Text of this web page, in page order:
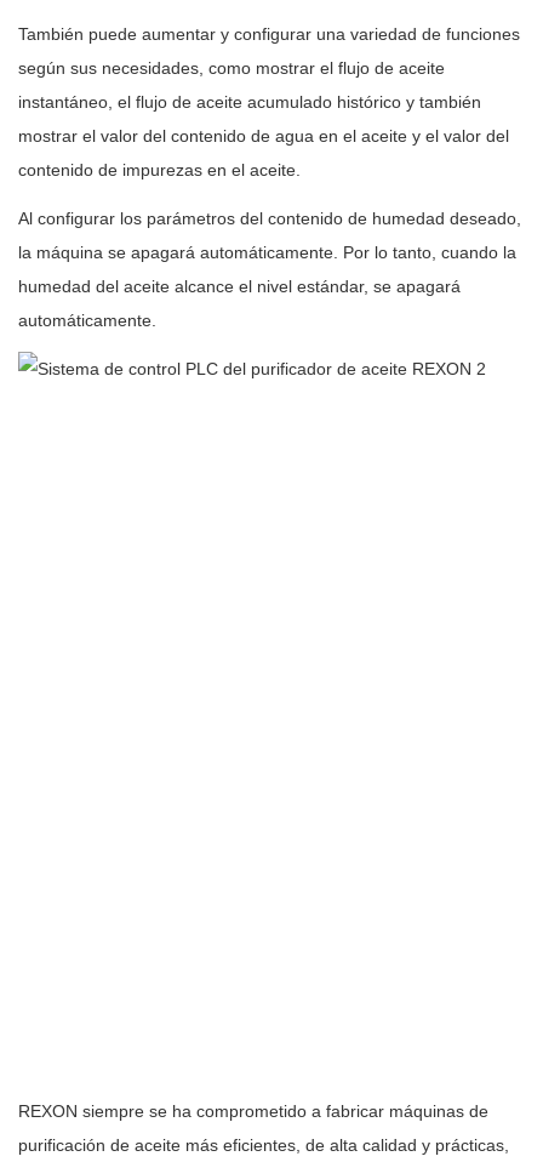
También puede aumentar y configurar una variedad de funciones
según sus necesidades, como mostrar el flujo de aceite
instantáneo, el flujo de aceite acumulado histórico y también
mostrar el valor del contenido de agua en el aceite y el valor del
contenido de impurezas en el aceite.
Al configurar los parámetros del contenido de humedad deseado,
la máquina se apagará automáticamente. Por lo tanto, cuando la
humedad del aceite alcance el nivel estándar, se apagará
automáticamente.
REXON siempre se ha comprometido a fabricar máquinas de
purificación de aceite más eficientes, de alta calidad y prácticas,